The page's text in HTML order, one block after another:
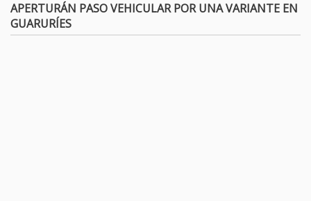
APERTURÁN PASO VEHICULAR POR UNA VARIANTE EN
GUARURÍES